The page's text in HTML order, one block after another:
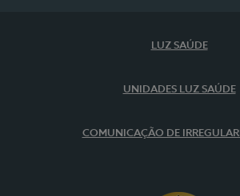
LUZ SAÚDE
UNIDADES LUZ SAÚDE
COMUNICAÇÃO DE